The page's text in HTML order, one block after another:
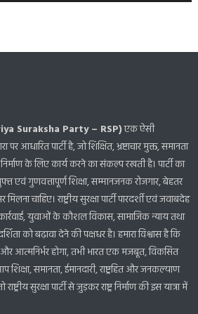
Suraksha Party – RSP)एक ऐसी
आधारित पार्टी है, जो शिक्षित, भ्रष्टाचार मुक्त, समानता
के लिए कार्य करने का संकल्प रखती है। पार्टी का
एवं गुणवत्तापूर्ण शिक्षा, सम्मानजनक रोजगार, बेहतर
चाहिए। राष्ट्रीय सुरक्षा पार्टी पारदर्शी एवं जवाबदेह
कार्रवाई, युवाओं के कौशल विकास, सामाजिक न्याय तथा
को बढ़ावा देने की पक्षधर है। हमारा विश्वास है कि
आत्मनिर्भर होगा, तभी भारत एक मजबूत, विकसित
शिक्षा, समानता, ईमानदारी, राष्ट्रहित और जनकल्याण
सुरक्षा पार्टी से जुड़कर राष्ट्र निर्माण की इस यात्रा में